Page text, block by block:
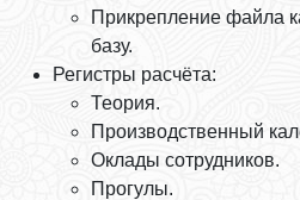
Прикрепление файла
базу.
Регистры расчёта:
Теория.
Производственный
Оклады сотрудников.
Прогулы.